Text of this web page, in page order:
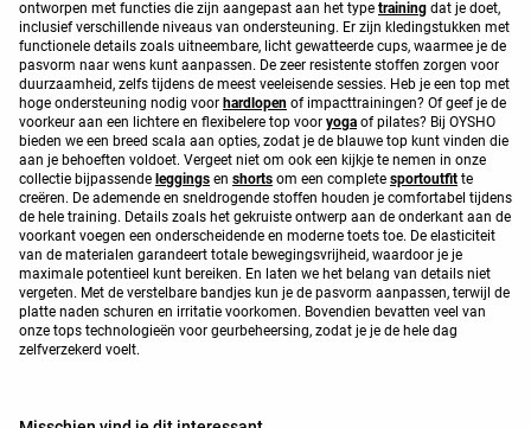
ontworpen met functies die zijn aangepast aan het type training dat je doet,
inclusief verschillende niveaus van ondersteuning. Er zijn kledingstukken met
functionele details zoals uitneembare, licht gewatteerde cups, waarmee je de
pasvorm naar wens kunt aanpassen. De zeer resistente stoffen zorgen voor
duurzaamheid, zelfs tijdens de meest veeleisende sessies. Heb je een top met
hoge ondersteuning nodig voor hardlopen of impacttrainingen? Of geef je de
voorkeur aan een lichtere en flexibelere top voor yoga of pilates? Bij OYSHO
bieden we een breed scala aan opties, zodat je de blauwe top kunt vinden die
aan je behoeften voldoet. Vergeet niet om ook een kijkje te nemen in onze
collectie bijpassende leggings en shorts om een complete sportoutfit te
creëren. De ademende en sneldrogende stoffen houden je comfortabel tijdens
de hele training. Details zoals het gekruiste ontwerp aan de onderkant aan de
voorkant voegen een onderscheidende en moderne toets toe. De elasticiteit
van de materialen garandeert totale bewegingsvrijheid, waardoor je je
maximale potentieel kunt bereiken. En laten we het belang van details niet
vergeten. Met de verstelbare bandjes kun je de pasvorm aanpassen, terwijl de
platte naden schuren en irritatie voorkomen. Bovendien bevatten veel van
onze tops technologieën voor geurbeheersing, zodat je je de hele dag
zelfverzekerd voelt.